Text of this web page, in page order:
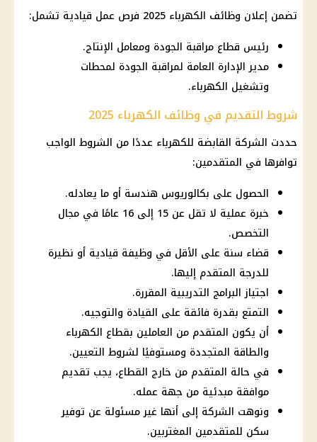
تضمن إعلان وظائف الكهرباء فرص عمل قيادية تشمل:
رئيس قطاع مراقبة الجودة ومعامل الإنتاج.
مدير الإدارة العامة لمراقبة الجودة لمحطات
وتشغيل الكهرباء.
شروط التقديم في وظائف الكهرباء 2025
حددت الشركة القابضة للكهرباء عددًا من الشروط الواجب
توافرها في المتقدمين:
الحصول على بكالوريوس هندسة أو ما يعادله.
خبرة عملية لا تقل عن 15 إلى 16 عامًا في مجال
التخصص.
قضاء سنة على الأقل في وظيفة قيادية أو نظيرة
للدرجة المتقدم إليها.
اجتياز البرامج التدريبية المقررة.
التمتع بقدرة فائقة على القيادة والتوجيه.
أن يكون المتقدم من العاملين بقطاع الكهرباء
والطاقة المتجددة ومستوفيًا لشروط التعيين.
في حالة المتقدم من خارج القطاع، يجب تقديم
موافقة مبدئية من جهة عمله.
ونوهت الشركة إلى أنها غير مسئولة عن توفير
سكن للمتقدمين المغتربين.